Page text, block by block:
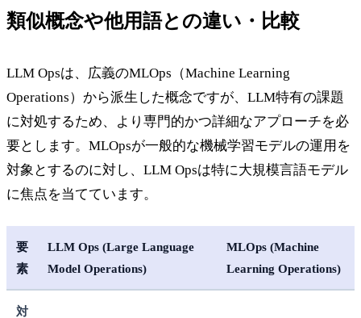
類似概念や他用語との違い・比較
LLM Opsは、広義のMLOps（Machine Learning
Operations）から派生した概念ですが、LLM特有の課題
に対処するため、より専門的かつ詳細なアプローチを必
要とします。MLOpsが一般的な機械学習モデルの運用を
対象とするのに対し、LLM Opsは特に大規模言語モデル
に焦点を当てています。
要
素
LLM Ops (Large Language
Model Operations)
MLOps (Machine
Learning Operations)
対